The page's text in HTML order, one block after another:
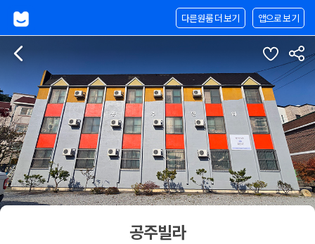
앱으로 보기
다른원룸 더 보기
공주빌라